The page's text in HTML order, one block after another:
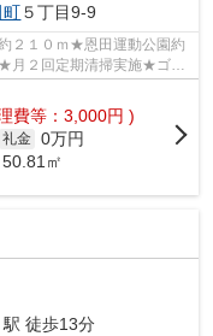
町５丁目9-9
２１０ｍ★恩田運動公園約
月２回定期清掃実施★ゴミ
費等：3,000円 )
礼金 0万円
㎡
駅 徒歩13分